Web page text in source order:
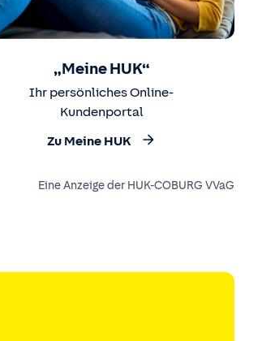
„Meine HUK“
Ihr persönliches Online-
Kundenportal
Zu Meine HUK
Eine Anzeige der HUK-COBURG VVaG